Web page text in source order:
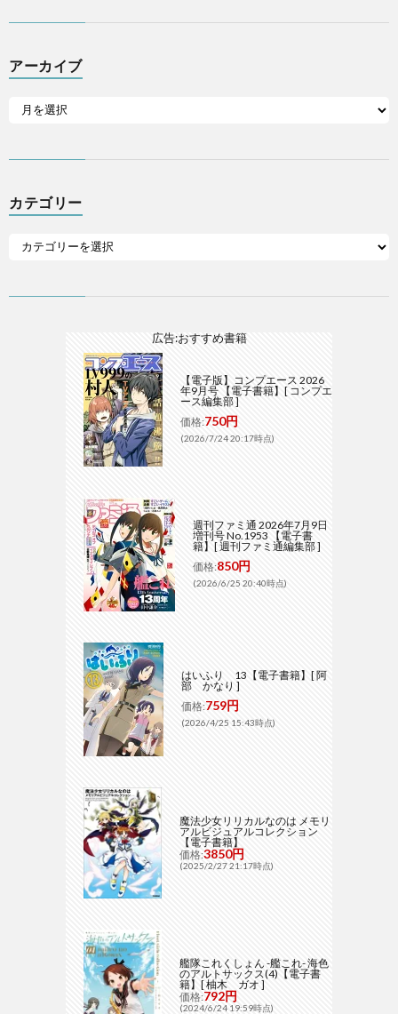
アーカイブ
カテゴリー
広告:おすすめ書籍
【電子版】コンプエース 2026
年9月号 【電子書籍】[ コンプエ
ース編集部 ]
価格:750円
(2026/7/24 20:17時点)
週刊ファミ通 2026年7月9日
増刊号 No.1953 【電子書
籍】[ 週刊ファミ通編集部 ]
価格:850円
(2026/6/25 20:40時点)
はいふり 13【電子書籍】[ 阿
部 かなり ]
価格:759円
(2026/4/25 15:43時点)
魔法少女リリカルなのは メモリ
アルビジュアルコレクション
【電子書籍】
価格:3850円
(2025/2/27 21:17時点)
艦隊これくしょん -艦これ- 海色
のアルトサックス(4)【電子書
籍】[ 柚木 ガオ ]
価格:792円
(2024/6/24 19:59時点)